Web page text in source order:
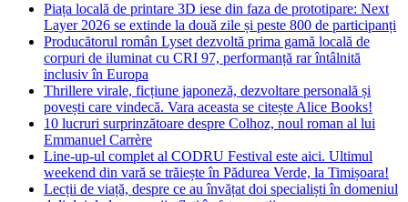
Piața locală de printare 3D iese din faza de prototipare: Next
Layer 2026 se extinde la două zile și peste 800 de participanți
Producătorul român Lyset dezvoltă prima gamă locală de
corpuri de iluminat cu CRI 97, performanță rar întâlnită
inclusiv în Europa
Thrillere virale, ficțiune japoneză, dezvoltare personală și
povești care vindecă. Vara aceasta se citește Alice Books!
10 lucruri surprinzătoare despre Colhoz, noul roman al lui
Emmanuel Carrère
Line-up-ul complet al CODRU Festival este aici. Ultimul
weekend din vară se trăiește în Pădurea Verde, la Timișoara!
Lecții de viață, despre ce au învățat doi specialiști în domeniul